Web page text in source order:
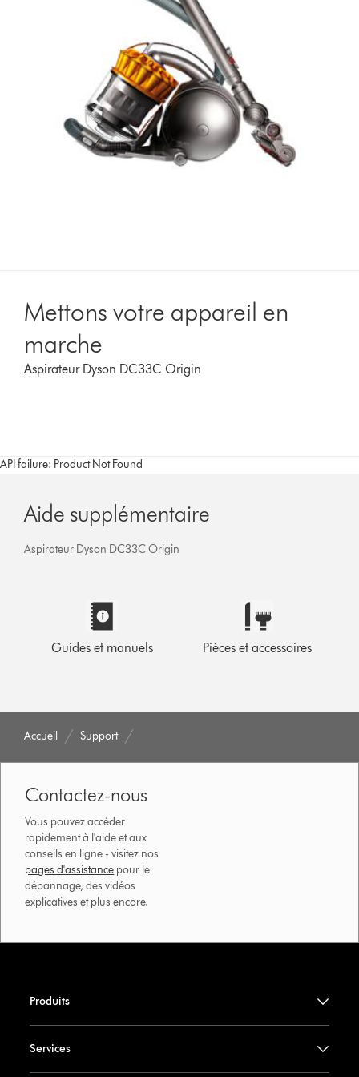
Mettons votre appareil en
marche
Aspirateur Dyson DC33C Origin
API failure: Product Not Found
Aide supplémentaire
Aspirateur Dyson DC33C Origin
Guides et manuels Pièces et accessoires
Accueil Support
Contactez-nous
Vous pouvez accéder
rapidement à l'aide et aux
conseils en ligne - visitez nos
pages d'assistance pour le
dépannage, des vidéos
explicatives et plus encore.
Produits
Services